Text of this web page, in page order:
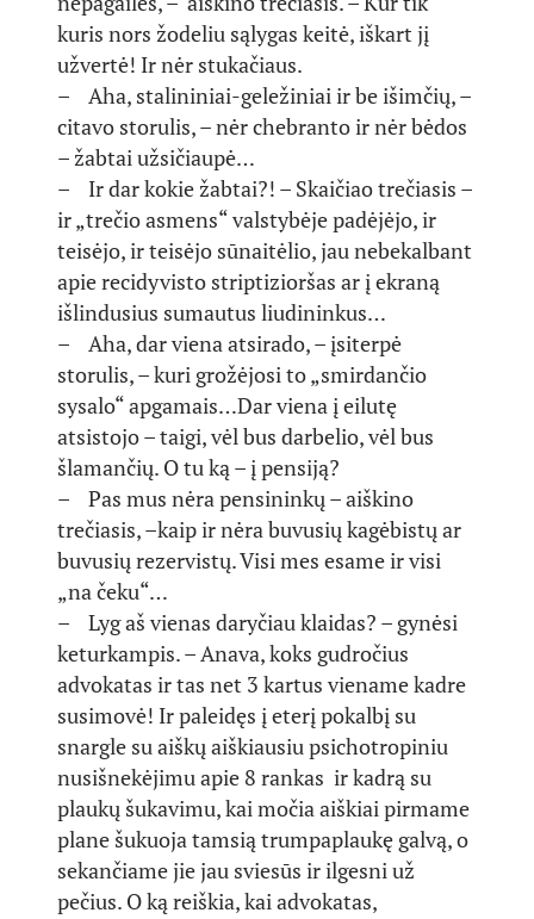
kuris nors žodeliu sąlygas keitė, iškart jį
užvertė! Ir nėr stukačiaus.
– Aha, stalininiai-geležiniai ir be išimčių, –
citavo storulis, – nėr chebranto ir nėr bėdos
– žabtai užsičiaupė…
– Ir dar kokie žabtai?! – Skaičiao trečiasis –
ir „trečio asmens“ valstybėje padėjėjo, ir
teisėjo, ir teisėjo sūnaitėlio, jau nebekalbant
apie recidyvisto striptizioršas ar į ekraną
išlindusius sumautus liudininkus…
– Aha, dar viena atsirado, – įsiterpė
storulis, – kuri grožėjosi to „smirdančio
sysalo“ apgamais…Dar viena į eilutę
atsistojo – taigi, vėl bus darbelio, vėl bus
šlamančių. O tu ką – į pensiją?
– Pas mus nėra pensininkų – aiškino
trečiasis, –kaip ir nėra buvusių kagėbistų ar
buvusių rezervistų. Visi mes esame ir visi
„na čeku“…
– Lyg aš vienas daryčiau klaidas? – gynėsi
keturkampis. – Anava, koks gudročius
advokatas ir tas net 3 kartus viename kadre
susimovė! Ir paleidęs į eterį pokalbį su
snargle su aiškų aiškiausiu psichotropiniu
nusišnekėjimu apie 8 rankas ir kadrą su
plaukų šukavimu, kai močia aiškiai pirmame
plane šukuoja tamsią trumpaplaukę galvą, o
sekančiame jie jau sviesūs ir ilgesni už
pečius. O ką reiškia, kai advokatas,